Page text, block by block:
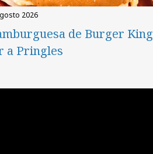
2026
de Burger King
a Pringles